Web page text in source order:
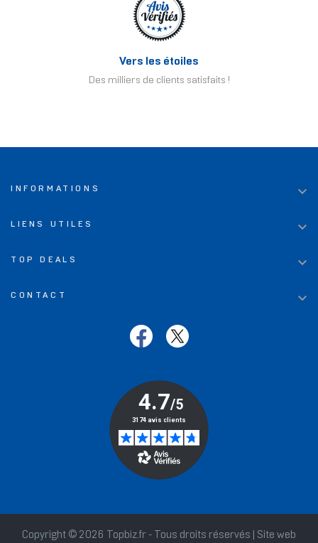
Vers les étoiles
Des milliers de clients satisfaits !
INFORMATIONS 
LIENS UTILES 
TOP DEALS 
CONTACT 
Copyright © 2026 Topbiz.fr - Tous droits réservés | Site web